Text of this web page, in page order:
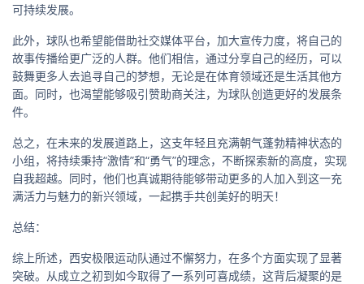
可持续发展。
此外，球队也希望能借助社交媒体平台，加大宣传力度，将自己的
故事传播给更广泛的人群。他们相信，通过分享自己的经历，可以
鼓舞更多人去追寻自己的梦想，无论是在体育领域还是生活其他方
面。同时，也渴望能够吸引赞助商关注，为球队创造更好的发展条
件。
总之，在未来的发展道路上，这支年轻且充满朝气蓬勃精神状态的
小组，将持续秉持“激情”和“勇气”的理念，不断探索新的高度，实现
自我超越。同时，他们也真诚期待能够带动更多的人加入到这一充
满活力与魅力的新兴领域，一起携手共创美好的明天！
总结：
综上所述，西安极限运动队通过不懈努力，在多个方面实现了显著
突破。从成立之初到如今取得了一系列可喜成绩，这背后凝聚的是